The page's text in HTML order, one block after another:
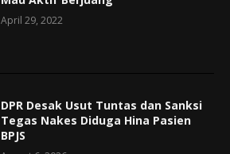
April 29, 2022
DPR Desak Usut Tuntas dan Sanksi
Tegas Nakes Diduga Hina Pasien
BPJS